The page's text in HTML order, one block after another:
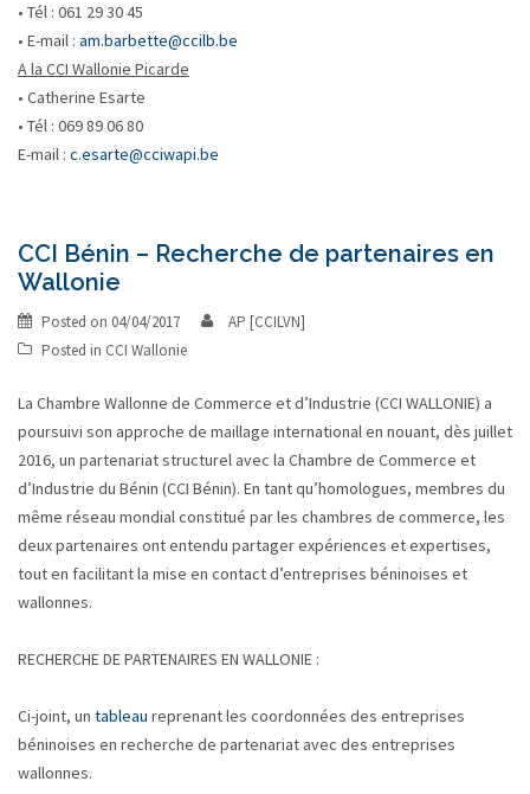
• Tél : 061 29 30 45
• E-mail : am.barbette@ccilb.be
A la CCI Wallonie Picarde
• Catherine Esarte
• Tél : 069 89 06 80
E-mail : c.esarte@cciwapi.be
CCI Bénin – Recherche de partenaires en
Wallonie
Posted on 04/04/2017
AP [CCILVN]
Posted in CCI Wallonie
La Chambre Wallonne de Commerce et d’Industrie (CCI WALLONIE) a
poursuivi son approche de maillage international en nouant, dès juillet
2016, un partenariat structurel avec la Chambre de Commerce et
d’Industrie du Bénin (CCI Bénin). En tant qu’homologues, membres du
même réseau mondial constitué par les chambres de commerce, les
deux partenaires ont entendu partager expériences et expertises,
tout en facilitant la mise en contact d’entreprises béninoises et
wallonnes.
RECHERCHE DE PARTENAIRES EN WALLONIE :
Ci-joint, un tableau reprenant les coordonnées des entreprises
béninoises en recherche de partenariat avec des entreprises
wallonnes.